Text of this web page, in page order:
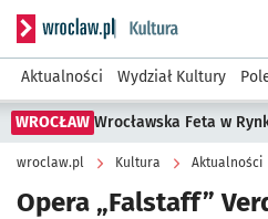
Serwis informacyjny wroclaw.pl
Aktualności Wydział Kultury
WROCŁAW Wrocławska Feta w
wroclaw.pl Kultura Aktualności
Opera „Falstaff”